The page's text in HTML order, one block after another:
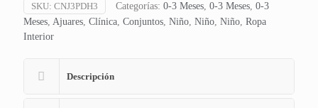
SKU: CNJ3PDH3 Categorías: 0-3 Meses, 0-3 Meses, 0-3
Meses, Ajuares, Clínica, Conjuntos, Niño, Niño, Niño, Ropa
Interior
Descripción